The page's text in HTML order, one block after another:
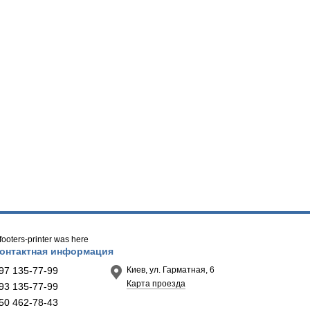
printer was here
информация
135-77-99
135-77-99
462-78-43
Киев, ул. Гарматная, 6
Карта проезда